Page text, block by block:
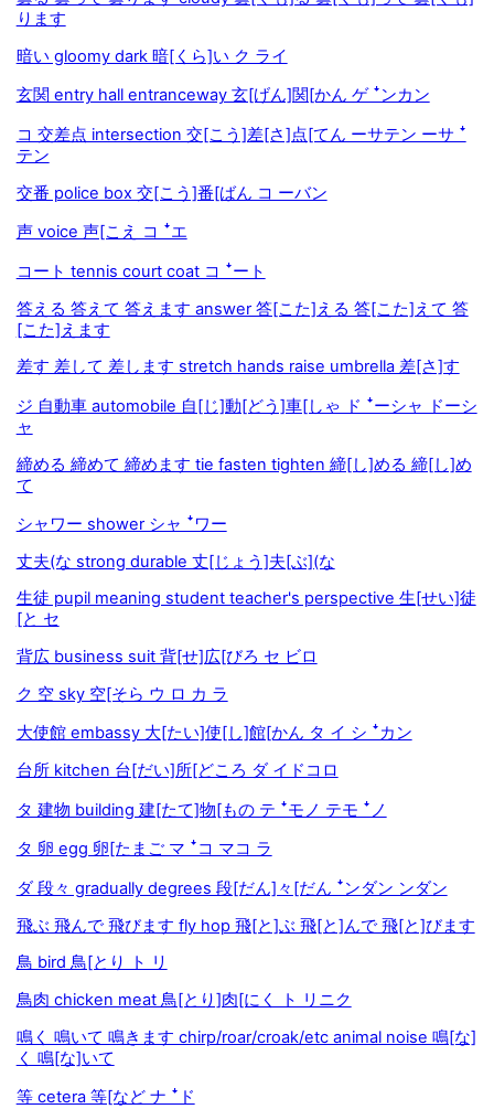
ります
暗い gloomy dark 暗[くら]い ク ライ
玄関 entry hall entranceway 玄[げん]関[かん ゲ ꜜンカン
コ 交差点 intersection 交[こう]差[さ]点[てん ーサテン ーサ ꜜ
テン
交番 police box 交[こう]番[ばん コ ーバン
声 voice 声[こえ コ ꜜエ
コート tennis court coat コ ꜜート
答える 答えて 答えます answer 答[こた]える 答[こた]えて 答
[こた]えます
差す 差して 差します stretch hands raise umbrella 差[さ]す
ジ 自動車 automobile 自[じ]動[どう]車[しゃ ド ꜜーシャ ドーシ
ャ
締める 締めて 締めます tie fasten tighten 締[し]める 締[し]め
て
シャワー shower シャ ꜜワー
丈夫(な strong durable 丈[じょう]夫[ぶ](な
生徒 pupil meaning student teacher's perspective 生[せい]徒
[と セ
背広 business suit 背[せ]広[びろ セ ビロ
ク 空 sky 空[そら ウ ロ カ ラ
大使館 embassy 大[たい]使[し]館[かん タ イ シ ꜜカン
台所 kitchen 台[だい]所[どころ ダ イドコロ
タ 建物 building 建[たて]物[もの テ ꜜモノ テモ ꜜノ
タ 卵 egg 卵[たまご マ ꜜコ マコ ラ
ダ 段々 gradually degrees 段[だん]々[だん ꜜンダン ンダン
飛ぶ 飛んで 飛びます fly hop 飛[と]ぶ 飛[と]んで 飛[と]びます
鳥 bird 鳥[とり ト リ
鳥肉 chicken meat 鳥[とり]肉[にく ト リニク
鳴く 鳴いて 鳴きます chirp/roar/croak/etc animal noise 鳴[な]
く 鳴[な]いて
等 cetera 等[など ナ ꜜド